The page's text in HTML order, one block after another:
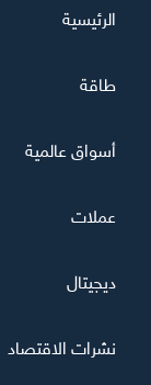
الرئيسية
طاقة
أسواق عالمية
عملات
ديجيتال
نشرات الاقتصاد